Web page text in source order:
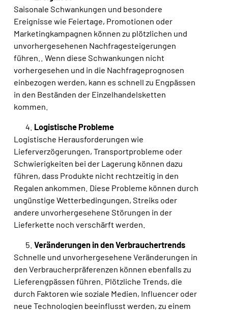
Saisonale Schwankungen und besondere
Ereignisse wie Feiertage, Promotionen oder
Marketingkampagnen können zu plötzlichen und
unvorhergesehenen Nachfragesteigerungen
führen.
. Wenn diese Schwankungen nicht
vorhergesehen und in die Nachfrageprognosen
einbezogen werden, kann es schnell zu Engpässen
in den Beständen der Einzelhandelsketten
kommen.
Logistische Probleme
Logistische Herausforderungen wie
Lieferverzögerungen, Transportprobleme oder
Schwierigkeiten bei der Lagerung können dazu
führen, dass Produkte nicht rechtzeitig in den
Regalen ankommen. Diese Probleme können durch
ungünstige Wetterbedingungen, Streiks oder
andere unvorhergesehene Störungen in der
Lieferkette noch verschärft werden
Veränderungen in den Verbrauchertrends
Schnelle und unvorhergesehene Veränderungen in
den Verbraucherpräferenzen können ebenfalls zu
Lieferengpässen führen. Plötzliche Trends, die
durch Faktoren wie soziale Medien, Influencer oder
neue Technologien beeinflusst werden, zu einem